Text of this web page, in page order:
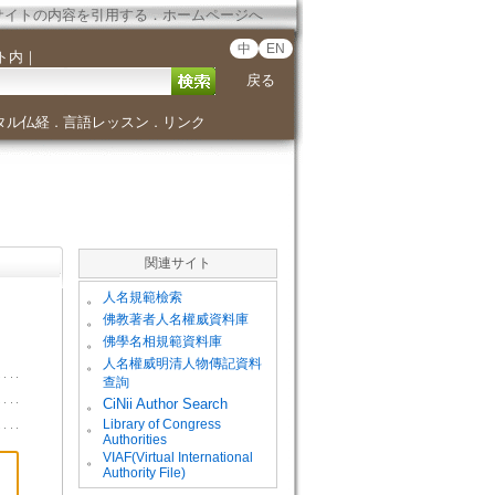
イトの内容を引用する．ホームページへ
内 ｜ 中 EN
戻る
ル仏経． 言語レッスン ． リンク
関連サイト
。 人名規範檢索
。 佛教著者人名權威資料庫
。 佛學名相規範資料庫
。
人名權威明清人物傳記資料
查詢
。
CiNii Author Search
。
Library of Congress
Authorities
。
VIAF(Virtual International
Authority File)